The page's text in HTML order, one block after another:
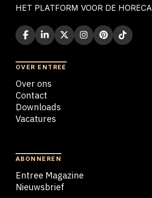
HET PLATFORM VOOR DE HORECA
OVER ENTREE
Over ons
Contact
Downloads
Vacatures
ABONNEREN
Entree Magazine
Nieuwsbrief